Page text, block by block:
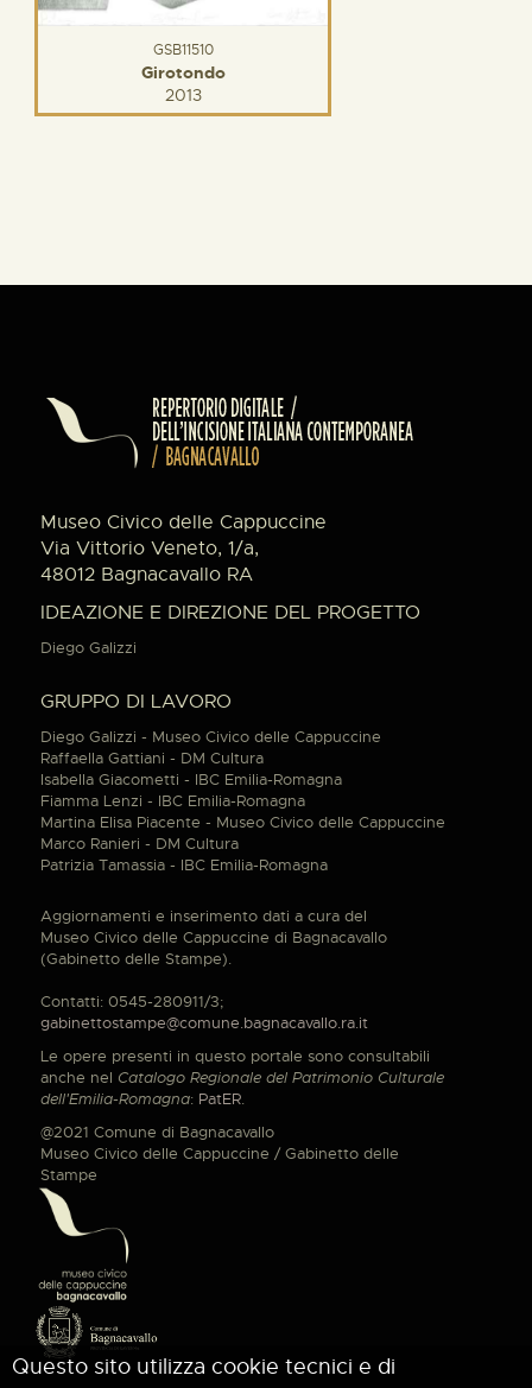
GSB11510
Girotondo
2013
Museo Civico delle Cappuccine
Via Vittorio Veneto, 1/a,
48012 Bagnacavallo RA
IDEAZIONE E DIREZIONE DEL PROGETTO
Diego Galizzi
GRUPPO DI LAVORO
Diego Galizzi - Museo Civico delle Cappuccine
Raffaella Gattiani - DM Cultura
Isabella Giacometti - IBC Emilia-Romagna
Fiamma Lenzi - IBC Emilia-Romagna
Martina Elisa Piacente - Museo Civico delle Cappuccine
Marco Ranieri - DM Cultura
Patrizia Tamassia - IBC Emilia-Romagna
Aggiornamenti e inserimento dati a cura del
Museo Civico delle Cappuccine di Bagnacavallo
(Gabinetto delle Stampe).
Contatti: 0545-280911/3;
gabinettostampe@comune.bagnacavallo.ra.it
Le opere presenti in questo portale sono consultabili
anche nel Catalogo Regionale del Patrimonio Culturale
dell'Emilia-Romagna: PatER.
@2021 Comune di Bagnacavallo
Museo Civico delle Cappuccine / Gabinetto delle
Stampe
Questo sito utilizza cookie tecnici e di